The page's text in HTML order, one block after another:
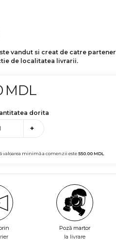
vandut si creat de catre partener
de localitatea livrarii.
MDL
dorita
+
valoarea minimă a comenzii este550.00MDL
Poză martor
la livrare